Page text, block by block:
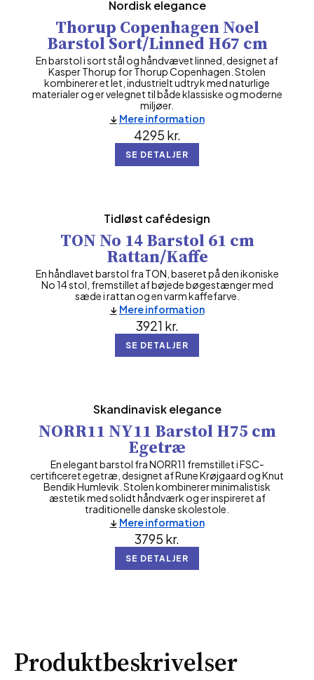
Nordisk elegance
Thorup Copenhagen Noel
Barstol Sort/Linned H67 cm
En barstol i sort stål og håndvævet linned, designet af
Kasper Thorup for Thorup Copenhagen. Stolen
kombinerer et let, industrielt udtryk med naturlige
materialer og er velegnet til både klassiske og moderne
miljøer.
4295 kr.
SE DETALJER
Mere information
Tidløst cafédesign
TON No 14 Barstol 61 cm
Rattan/Kaffe
En håndlavet barstol fra TON, baseret på den ikoniske
No 14 stol, fremstillet af bøjede bøgestænger med
sæde i rattan og en varm kaffefarve.
3921 kr.
SE DETALJER
Mere information
Skandinavisk elegance
NORR11 NY11 Barstol H75 cm
Egetræ
En elegant barstol fra NORR11 fremstillet i FSC-
certificeret egetræ, designet af Rune Krøjgaard og Knut
Bendik Humlevik. Stolen kombinerer minimalistisk
æstetik med solidt håndværk og er inspireret af
traditionelle danske skolestole.
3795 kr.
SE DETALJER
Mere information
Produktbeskrivelser